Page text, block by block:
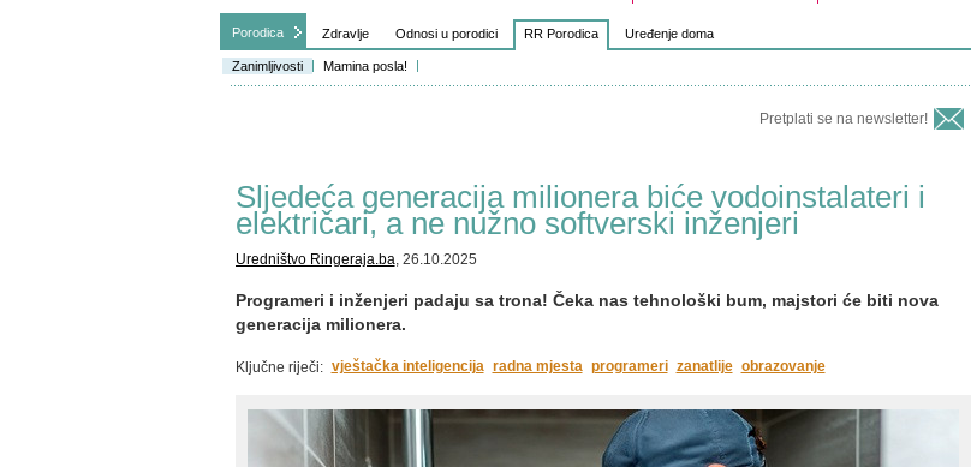
Porodica Zdravlje Odnosi u porodici RR Porodica
Zanimljivosti Mamina posla!
Uređenje doma
Pretplati se na newsletter!
Sljedeća generacija milionera biće vodoinstalateri i
električari, a ne nužno softverski inženjeri
Uredništvo Ringeraja.ba, 26.10.2025
Programeri i inženjeri padaju sa trona! Čeka nas tehnološki bum, majstori će biti nova
generacija milionera.
Ključne riječi: vještačka inteligencija radna mjesta programeri zanatlije obrazovanje